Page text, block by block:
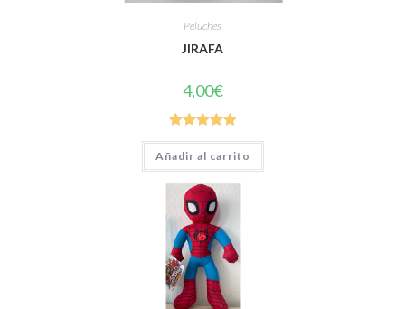
Peluches
JIRAFA
4,00€
Valorado con
5.00de 5
Añadir al carrito